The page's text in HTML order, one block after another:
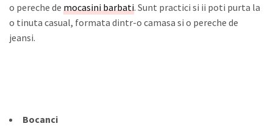
o pereche de mocasini barbati. Sunt practici si ii poti purta la
o tinuta casual, formata dintr-o camasa si o pereche de
jeansi.
Bocanci